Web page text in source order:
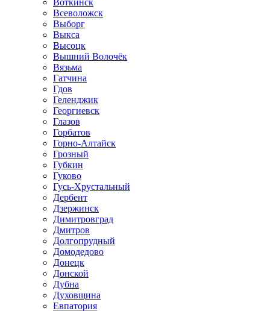
Воткинск
Всеволожск
Выборг
Выкса
Высоцк
Вышний Волочёк
Вязьма
Гатчина
Гдов
Геленджик
Георгиевск
Глазов
Горбатов
Горно-Алтайск
Грозный
Губкин
Гуково
Гусь-Хрустальный
Дербент
Дзержинск
Димитровград
Дмитров
Долгопрудный
Домодедово
Донецк
Донской
Дубна
Духовщина
Евпатория